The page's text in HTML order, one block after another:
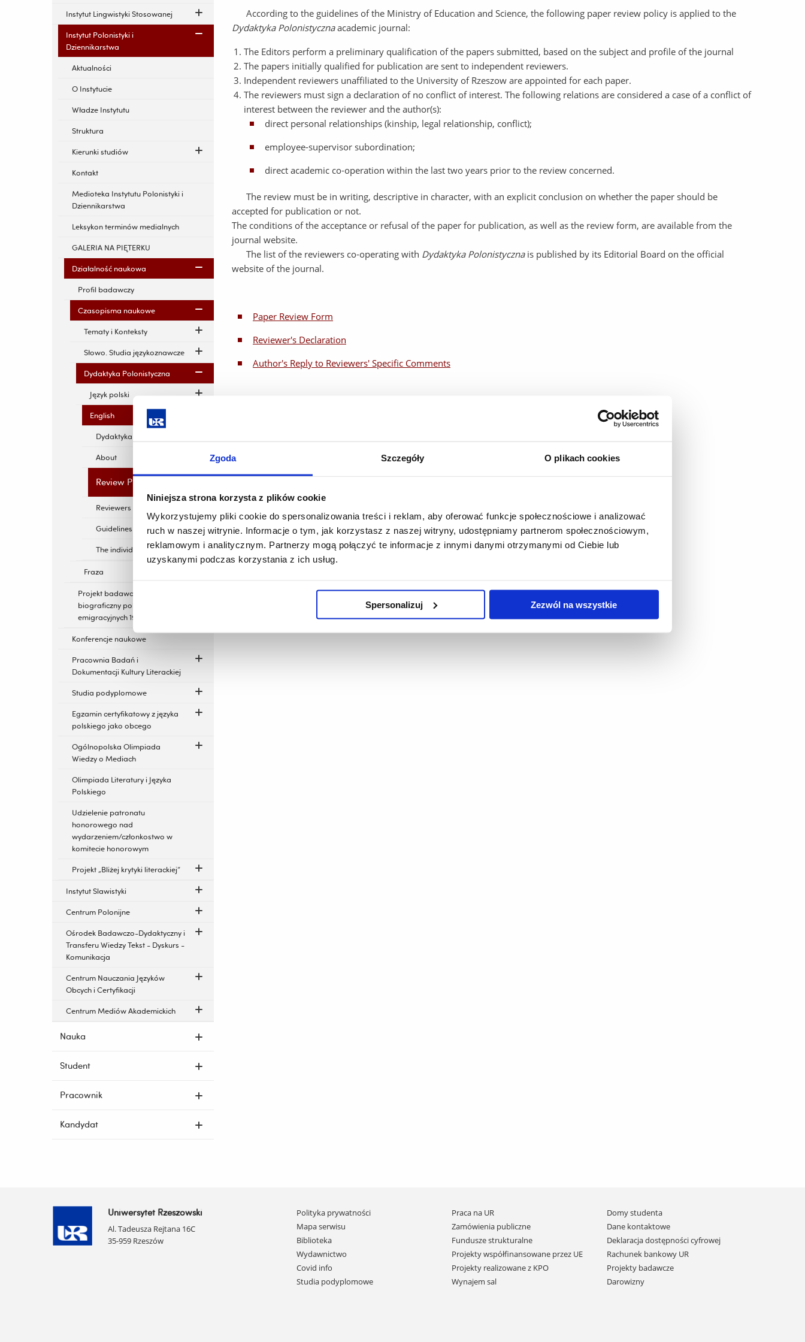
Zgoda Szczegóły O plikach cookies
Niniejsza strona korzysta z plików cookie
Wykorzystujemy pliki cookie do spersonalizowania treści i reklam, aby oferować funkcje społecznościowe i analizować
ruch w naszej witrynie. Informacje o tym, jak korzystasz z naszej witryny, udostępniamy partnerom społecznościowym,
reklamowym i analitycznym. Partnerzy mogą połączyć te informacje z innymi danymi otrzymanymi od Ciebie lub
uzyskanymi podczas korzystania z ich usług.
Spersonalizuj Zezwól na wszystkie
Instytut Lingwistyki Stosowanej
Instytut Polonistyki i
Dziennikarstwa
Aktualności
O Instytucie
Władze Instytutu
Struktura
Kierunki studiów
Kontakt
Medioteka Instytutu Polonistyki i
Dziennikarstwa
Leksykon terminów medialnych
GALERIA NA PIĘTERKU
Działalność naukowa
Profil badawczy
Czasopisma naukowe
Tematy i Konteksty
Słowo. Studia językoznawcze
Dydaktyka Polonistyczna
Język polski
English
Dydaktyka Polonistyczna
About
Review Procedures
Reviewers List
Guidelines for Authors
The individual numbers
Fraza
Projekt badawczy - Słownik
biograficzny polskich pisarek
emigracyjnych 1939-1989
Konferencje naukowe
Pracownia Badań i
Dokumentacji Kultury Literackiej
Studia podyplomowe
Egzamin certyfikatowy z języka
polskiego jako obcego
Ogólnopolska Olimpiada
Wiedzy o Mediach
Olimpiada Literatury i Języka
Polskiego
Udzielenie patronatu
honorowego nad
wydarzeniem/członkostwo w
komitecie honorowym
Projekt „Bliżej krytyki literackiej”
Instytut Slawistyki
Centrum Polonijne
Ośrodek Badawczo-Dydaktyczny i
Transferu Wiedzy Tekst - Dyskurs -
Komunikacja
Centrum Nauczania Języków
Obcych i Certyfikacji
Centrum Mediów Akademickich
Nauka
Student
Pracownik
Kandydat
According to the guidelines of the Ministry of Education and Science, the following paper review policy is applied to the
Dydaktyka Polonistycznaacademic journal:
The Editors perform a preliminary qualification of the papers submitted, based on the subject and profile of the journal
The papers initially qualified for publication are sent to independent reviewers.
Independent reviewers unaffiliated to the University of Rzeszow are appointed for each paper.
The reviewers must sign a declaration of no conflict of interest. The following relations are considered a case of a conflict of
interest between the reviewer and the author(s):
direct personal relationships (kinship, legal relationship, conflict);
employee-supervisor subordination;
direct academic co-operation within the last two years prior to the review concerned.
The review must be in writing, descriptive in character, with an explicit conclusion on whether the paper should be
accepted for publication or not.
The conditions of the acceptance or refusal of the paper for publication, as well as the review form, are available from the
journal website.
The list of the reviewers co-operating with Dydaktyka Polonistycznais published by its Editorial Board on the official
website of the journal.
Paper Review Form
Reviewer's Declaration
Author's Reply to Reviewers' Specific Comments
Uniwersytet Rzeszowski
Al. Tadeusza Rejtana 16C
35-959 Rzeszów
Pomiń
nawigację
i
przejdź
do
treści
Polityka prywatności
Mapa serwisu
Biblioteka
Wydawnictwo
Covid info
Studia podyplomowe
Praca na UR
Zamówienia publiczne
Fundusze strukturalne
Projekty współfinansowane przez UE
Projekty realizowane z KPO
Wynajem sal
Domy studenta
Dane kontaktowe
Deklaracja dostępności cyfrowej
Rachunek bankowy UR
Projekty badawcze
Darowizny